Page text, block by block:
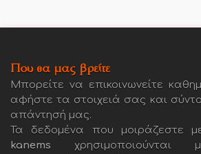
Που θα μας βρείτε
Μπορείτε να επικοινωνείτε
αφήστε τα στοιχειά σας και
απάντησή μας.
Τα δεδομένα που μοιράζεστε
kanems